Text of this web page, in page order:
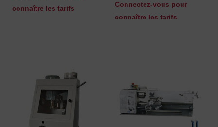
connaître les tarifs
Connectez-vous pour
connaître les tarifs